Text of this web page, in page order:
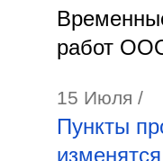
работ
15 Июля /
Пункты
изменятся